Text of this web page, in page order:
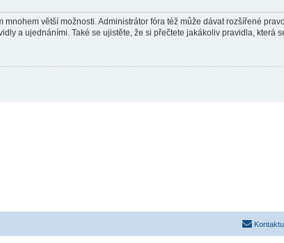
větší možnosti. Administrátor fóra též může dávat rozšířené
a ujednáními. Také se ujistěte, že si přečtete jakákoliv pravidla, která